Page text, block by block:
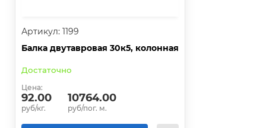
Артикул: 1199
Балка двутавровая 30к5, колонная
Достаточно
Цена:
92.00
руб/кг.
10764.00
руб/пог. м.